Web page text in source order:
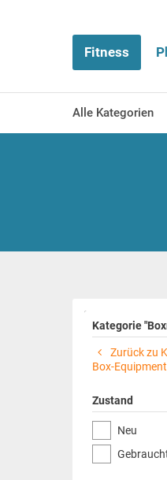
Fitness
Alle Kategorien
Kategorie
Zurück zu
Box-Equipment
Zustand
Neu